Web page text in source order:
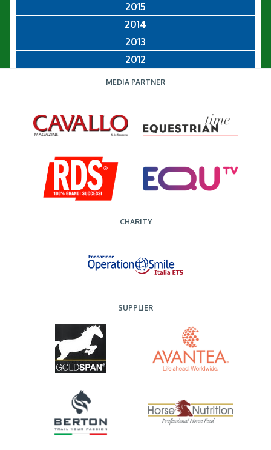
2015
2014
2013
2012
MEDIA PARTNER
CHARITY
SUPPLIER